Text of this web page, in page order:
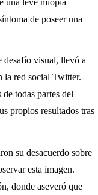
de poseer una
desafío visual, llevó a
la red social Twitter.
todas partes del
propios resultados tras
su desacuerdo sobre
esta imagen.
donde aseveró que